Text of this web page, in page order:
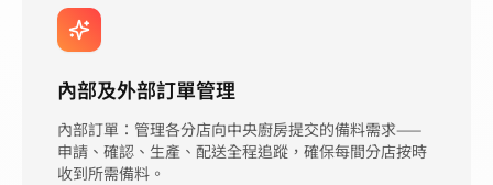
內部及外部訂單管理
內部訂單：管理各分店向中央廚房提交的備料需求——
申請、確認、生產、配送全程追蹤，確保每間分店按時
收到所需備料。